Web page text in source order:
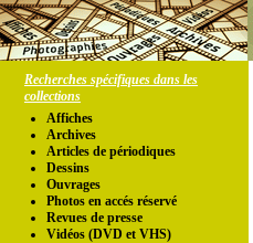
Recherches spécifiques dans les
collections
Affiches
Archives
Articles de périodiques
Dessins
Ouvrages
Photos en accés réservé
Revues de presse
Vidéos (DVD et VHS)